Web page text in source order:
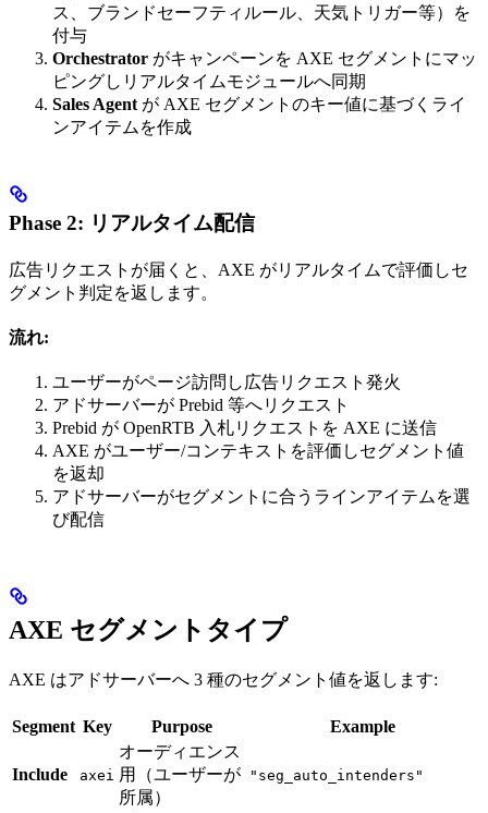
ス、ブランドセーフティルール、天気トリガー等）を
付与
Orchestrator がキャンペーンを AXE セグメントにマッ
ピングしリアルタイムモジュールへ同期
Sales Agent が AXE セグメントのキー値に基づくライ
ンアイテムを作成
Phase 2: リアルタイム配信
広告リクエストが届くと、AXE がリアルタイムで評価しセ
グメント判定を返します。
流れ:
ユーザーがページ訪問し広告リクエスト発火
アドサーバーが Prebid 等へリクエスト
Prebid が OpenRTB 入札リクエストを AXE に送信
AXE がユーザー/コンテキストを評価しセグメント値
を返却
アドサーバーがセグメントに合うラインアイテムを選
び配信
AXE セグメントタイプ
AXE はアドサーバーへ 3 種のセグメント値を返します:
Segment Key Purpose Example
Include axei
オーディエンス
用（ユーザーが
所属）
"seg_auto_intenders"